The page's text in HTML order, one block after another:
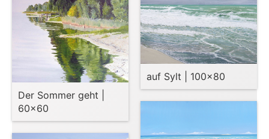
Der Sommer geht |
60×60
auf Sylt | 100×80